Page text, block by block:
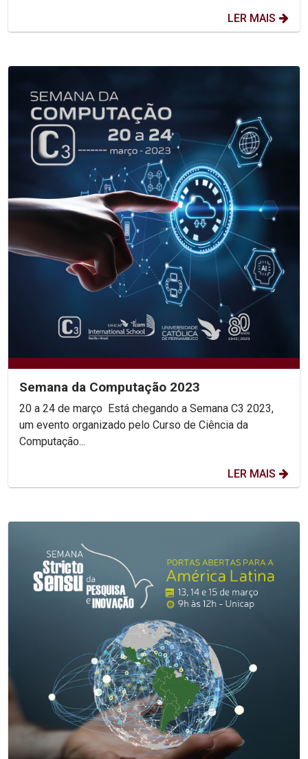
LER MAIS
Semana da Computação 2023
20 a 24 de março Está chegando a Semana C3 2023,
um evento organizado pelo Curso de Ciência da
Computação...
LER MAIS